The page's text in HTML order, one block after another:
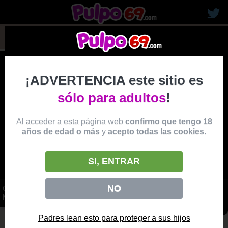
¡ADVERTENCIA este sitio es
sólo para adultos!
Al acceder a esta página web confirmo que tengo 18
años de edad o más y acepto todas las cookies.
NO
SI, ENTRAR
Padres lean esto para proteger a sus hijos
COLEGIALA GUARRILLA CON TATUAJES FOLLANDO DURO EN LA
MESA DEL PROFESOR